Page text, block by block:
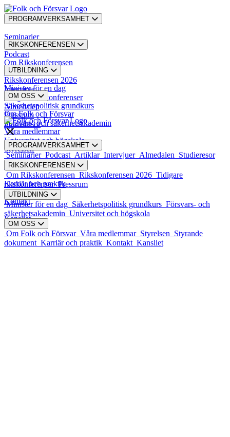
PROGRAMVERKSAMHET
Seminarier
Podcast
Artiklar
Intervjuer
Almedalen
Studieresor
RIKSKONFERENSEN
Om Rikskonferensen
Rikskonferensen 2026
Tidigare rikskonferenser
Pressrum
UTBILDNING
Minister för en dag
Säkerhetspolitisk grundkurs
Försvars- och säkerhetsakademin
Universitet och högskola
OM OSS
Om Folk och Försvar
Våra medlemmar
Styrelsen
Styrande dokument
Karriär och praktik
Kontakt
Kansliet
PROGRAMVERKSAMHET
Seminarier Podcast Artiklar Intervjuer Almedalen Studieresor
RIKSKONFERENSEN
Om Rikskonferensen Rikskonferensen 2026 Tidigare
rikskonferenserPressrum
UTBILDNING
Minister för en dag Säkerhetspolitisk grundkurs Försvars- och
säkerhetsakademin Universitet och högskola
OM OSS
Om Folk och Försvar Våra medlemmar Styrelsen Styrande
dokument Karriär och praktik Kontakt Kansliet